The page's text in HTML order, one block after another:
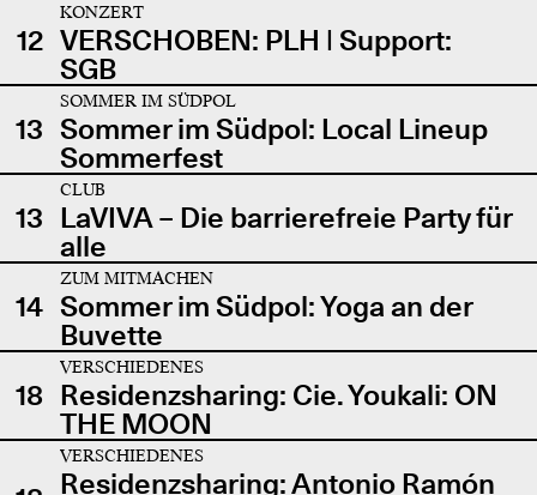
12
KONZERT
VERSCHOBEN: PLH | Support:
SGB
13
SOMMER IM SÜDPOL
Sommer im Südpol: Local Lineup
Sommerfest
13
CLUB
LaVIVA – Die barrierefreie Party für
alle
14
ZUM MITMACHEN
Sommer im Südpol: Yoga an der
Buvette
18
VERSCHIEDENES
Residenzsharing: Cie. Youkali: ON
THE MOON
VERSCHIEDENES
Residenzsharing: Antonio Ramón